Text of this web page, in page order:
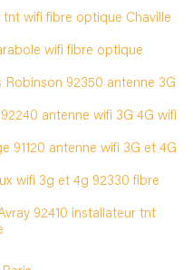
wifi fibre optique Chaville
wifi fibre optique
Robinson 92350 antenne 3G
antenne wifi 3G 4G wifi
91120 antenne wifi 3G et 4G
wifi 3g et 4g 92330 fibre
92410 installateur tnt